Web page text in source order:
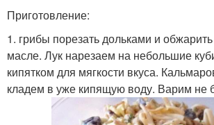
Приготовление:
1. грибы порезать дольками и
масле. Лук нарезаем на небольшие
кипятком для мягкости вкуса.
кладем в уже кипящую воду. Варим не